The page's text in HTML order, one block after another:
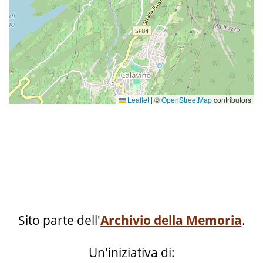
Leaflet|©OpenStreetMapcontributors
Sito parte dell'Archivio della Memoria.
Un'iniziativa di: